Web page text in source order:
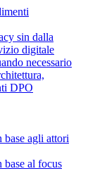
sin dalla
digitale
necessario
DPO
agli attori
al focus